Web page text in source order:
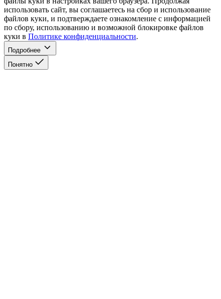
использовать сайт, вы соглашаетесь на сбор и использование
файлов куки, и подтверждаете ознакомление с информацией
по сбору, использованию и возможной блокировке файлов
куки в Политике конфиденциальности.
Подробнее
Понятно